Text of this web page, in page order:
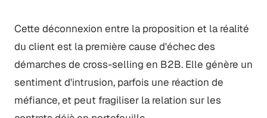
Cette déconnexion entre la proposition et la réalité
du client est la première cause d'échec des
démarches de cross-selling en B2B. Elle génère un
sentiment d'intrusion, parfois une réaction de
méfiance, et peut fragiliser la relation sur les